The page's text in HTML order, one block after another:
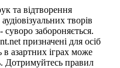
та відтворення
творів
забороняється.
призначені для осіб
азартних іграх може
Дотримуйтесь правил